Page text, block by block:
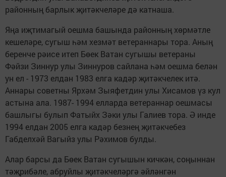
районның барлык җитәкчеләре дә катнаша.
Яңа иҗтимагый оешма башында районның хөрмәтле
кешеләре, сугыш һәм хезмәт ветераннары тора. Аның
беренче рәисе итеп Бөек Ватан сугышы ветераны
Фәйзи Зиннур улы Зиннуров сайлана һәм оешма белән
ун ел - 1973 елдан 1983 елга кадәр җитәкчелек итә.
Аннары советны Ярхәм Зыяфетдин улы Хисамов үз кул
астына ала. 1987- 1994 елларда ветераннар оешмасы
башлыгы булып Фатыйх Зәки улы Галиев тора. Ә инде
1994 елдан 2005 елга кадәр безнең җитәкчебез
Габделхәй Вагыйз улы Рәхимов булды.
Алар барсы да Бөек Ватан сугышын кичкән, соңыннан
тәҗрибәле, абруйлы җитәкчеләргә әйләнгән